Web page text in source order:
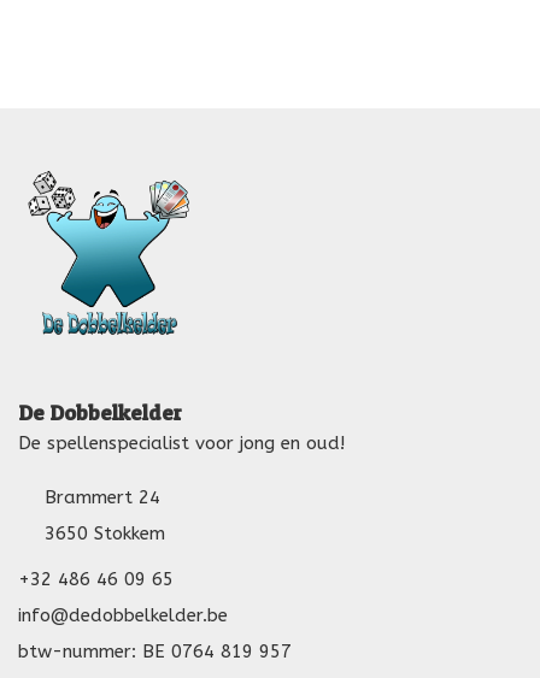
De Dobbelkelder
De spellenspecialist voor jong en oud!
Brammert 24
3650 Stokkem
+32 486 46 09 65
info@dedobbelkelder.be
btw-nummer: BE 0764 819 957